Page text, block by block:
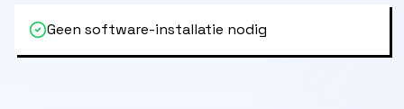
Geen software-installatie nodig